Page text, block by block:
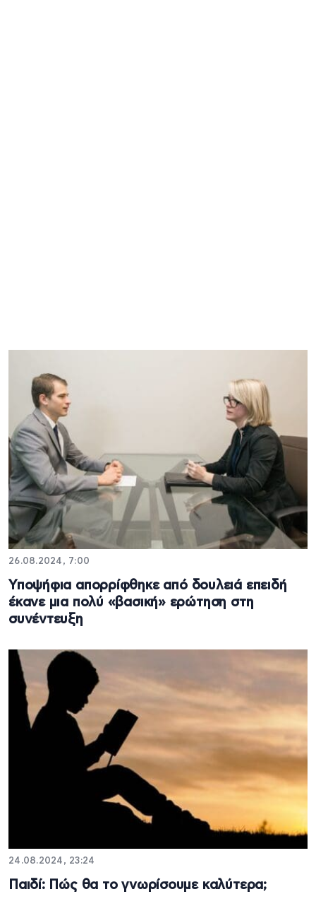
26.08.2024, 7:00
Υποψήφια απορρίφθηκε από δουλειά επειδή
έκανε μια πολύ «βασική» ερώτηση στη
συνέντευξη
24.08.2024, 23:24
Παιδί: Πώς θα το γνωρίσουμε καλύτερα;